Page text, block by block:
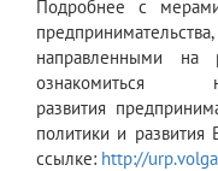
Подробнее с
направленными на
развития
политики и развития
ссылке: http://